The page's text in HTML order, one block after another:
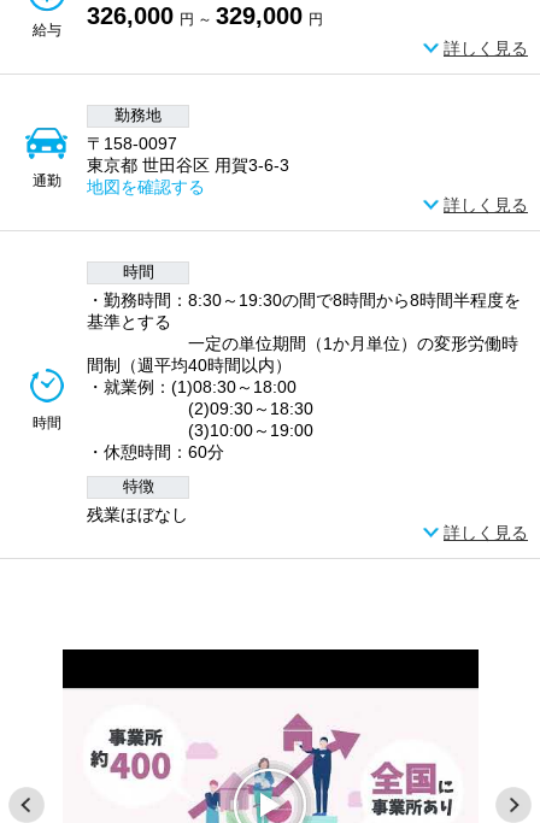
給与
326,000 円 ～ 329,000 円
詳しく見る
通勤
勤務地
〒158-0097
東京都 世田谷区 用賀3-6-3
地図を確認する
詳しく見る
時間
時間
・勤務時間：8:30～19:30の間で8時間から8時間半程度を
基準とする
一定の単位期間（1か月単位）の変形労働時
間制（週平均40時間以内）
・就業例：(1)08:30～18:00
(2)09:30～18:30
(3)10:00～19:00
・休憩時間：60分
特徴
残業ほぼなし
詳しく見る